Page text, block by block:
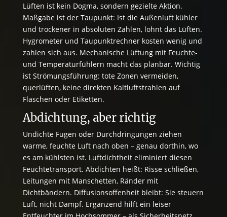
Lüften ist kein Dogma, sondern gezielte Aktion.
Maßgabe ist der Taupunkt: Ist die Außenluft kühler
und trockener in absoluten Zahlen, lohnt das Lüften.
Hygrometer und Taupunktrechner kosten wenig und
zahlen sich aus. Mechanische Lüftung mit Feuchte-
und Temperaturfühlern macht das planbar. Wichtig
ist Strömungsführung: tote Zonen vermeiden,
querlüften, keine direkten Kaltluftstrahlen auf
Flaschen oder Etiketten.
Abdichtung, aber richtig
Undichte Fugen oder Durchdringungen ziehen
warme, feuchte Luft nach oben – genau dorthin, wo
es am kühlsten ist. Luftdichtheit eliminiert diesen
Feuchtetransport. Abdichten heißt: Risse schließen,
Leitungen mit Manschetten, Ränder mit
Dichtbändern. Diffusionsoffenheit bleibt: Sie steuern
Luft, nicht Dampf. Ergänzend hilft ein leiser